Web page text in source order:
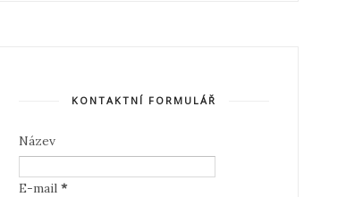
KONTAKTNÍ FORMULÁŘ
Název
E-mail *